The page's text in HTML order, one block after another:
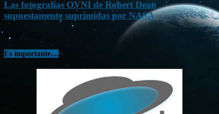
Las fotografías OVNI de Robert Dean
supuestamente suprimidas por NASA
Jul 23, 2015
Es importante…